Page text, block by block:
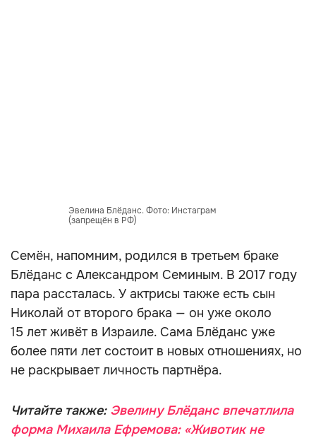
Эвелина Блёданс. Фото: Инстаграм
(запрещён в РФ)
Семён, напомним, родился в третьем браке
Блёданс с Александром Семиным. В 2017 году
пара рассталась. У актрисы также есть сын
Николай от второго брака — он уже около
15 лет живёт в Израиле. Сама Блёданс уже
более пяти лет состоит в новых отношениях, но
не раскрывает личность партнёра.
Читайте также: Эвелину Блёданс впечатлила
форма Михаила Ефремова: «Животик не